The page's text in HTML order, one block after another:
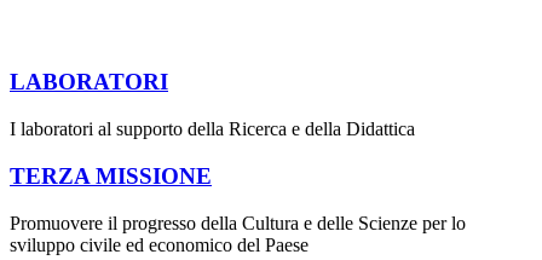
LABORATORI
I laboratori al supporto della Ricerca e della Didattica
TERZA MISSIONE
Promuovere il progresso della Cultura e delle Scienze per lo
sviluppo civile ed economico del Paese